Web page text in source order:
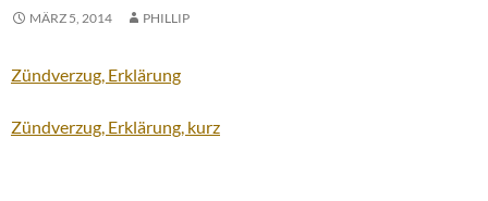
MÄRZ 5, 2014 PHILLIP
Zündverzug, Erklärung
Zündverzug, Erklärung, kurz